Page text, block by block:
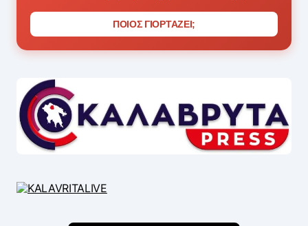
ΠΟΙΟΣ ΓΙΟΡΤΑΖΕΙ;